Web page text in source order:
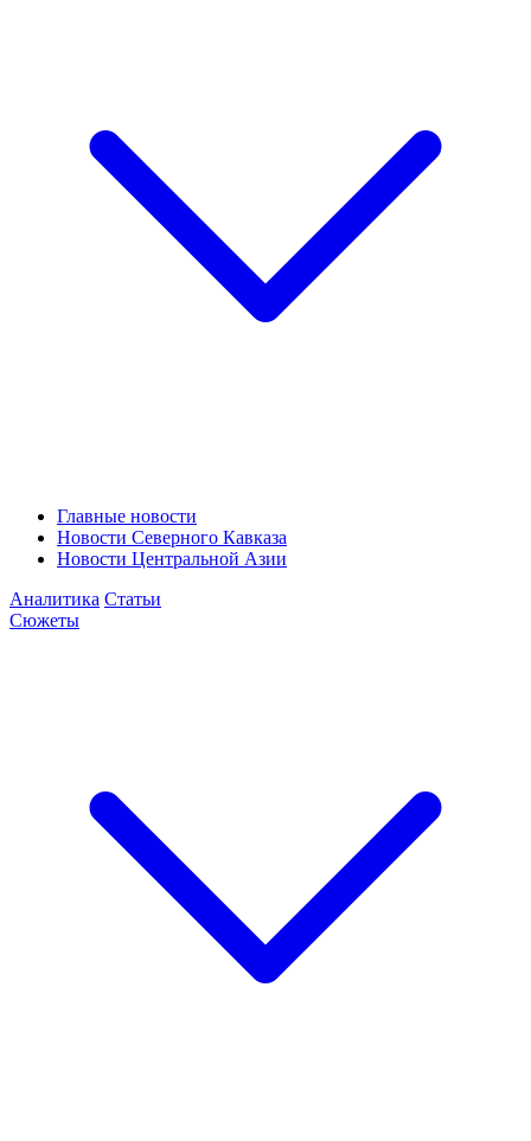
Главные новости
Новости Северного Кавказа
Новости Центральной Азии
Аналитика Статьи
Сюжеты